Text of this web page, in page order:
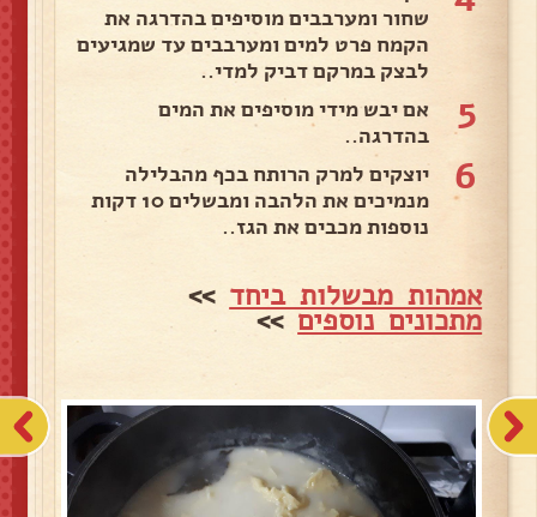
שחור ומערבבים מוסיפים בהדרגה את
הקמח פרט למים ומערבבים עד שמגיעים
לבצק במרקם דביק למדי..
5
אם יבש מידי מוסיפים את המים
בהדרגה..
6
יוצקים למרק הרותח בכף מהבלילה
מנמיכים את הלהבה ומבשלים 10 דקות
נוספות מכבים את הגז..
אמהות מבשלות ביחד >>
מתכונים נוספים>>